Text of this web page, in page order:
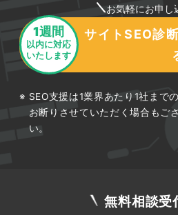
お気軽にお申し
1週間
以内に対応
いたします
サイトSEO診
SEO支援は1業界あたり1社まで
お断りさせていただく場合もご
い。
無料相談受